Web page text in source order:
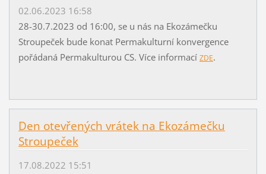
02.06.2023 16:58
28-30.7.2023 od 16:00, se u nás na Ekozámečku
Stroupeček bude konat Permakulturní konvergence
pořádaná Permakulturou CS. Více informací ZDE.
Den otevřených vrátek na Ekozámečku
Stroupeček
17.08.2022 15:51